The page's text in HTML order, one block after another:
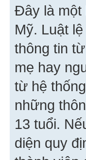
Đây là một
Mỹ. Luật
thông tin
mẹ hay
từ hệ
những
13 tuổi.
diện quy